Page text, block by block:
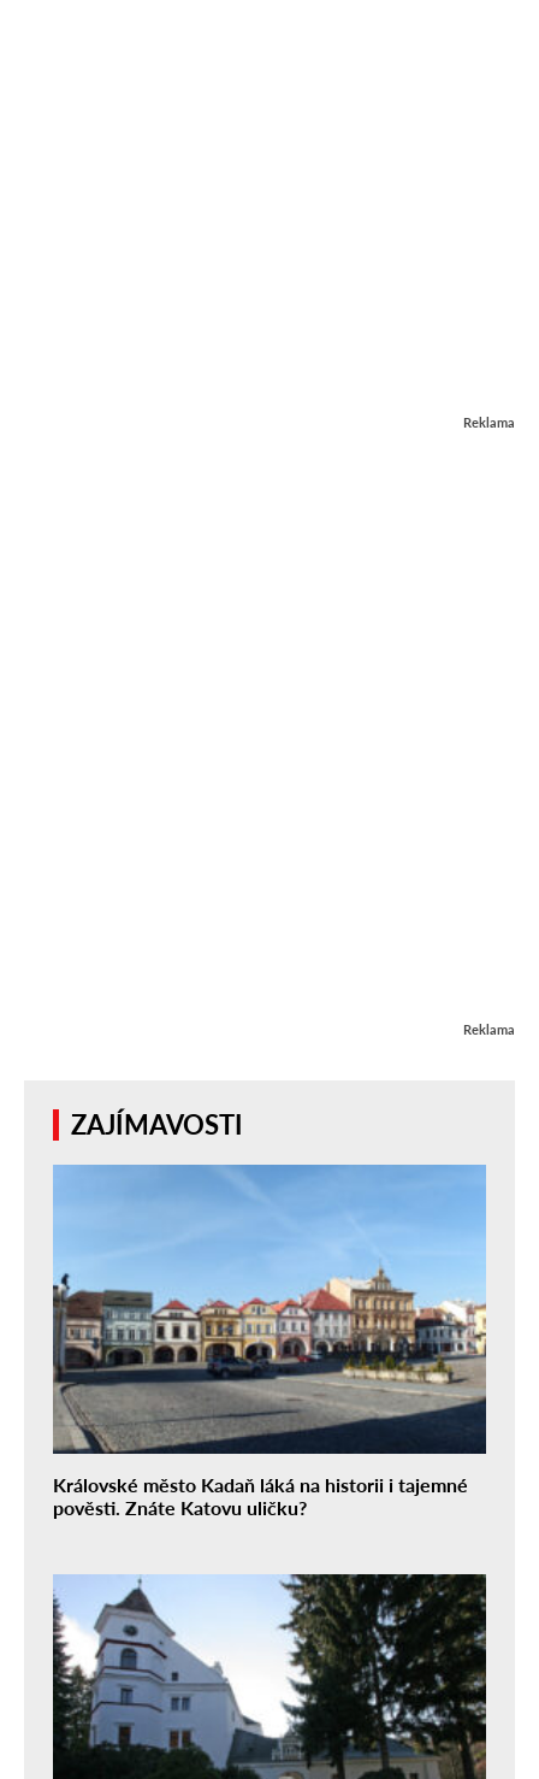
Reklama
Reklama
ZAJÍMAVOSTI
Královské město Kadaň láká na historii i tajemné
pověsti. Znáte Katovu uličku?